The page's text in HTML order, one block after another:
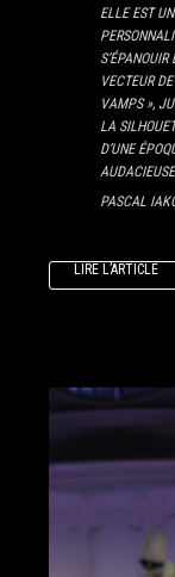
ELLE EST
VECTEUR
VAMPS »,
LA
D’UNE
PASCAL
LIRE L’ARTICLE